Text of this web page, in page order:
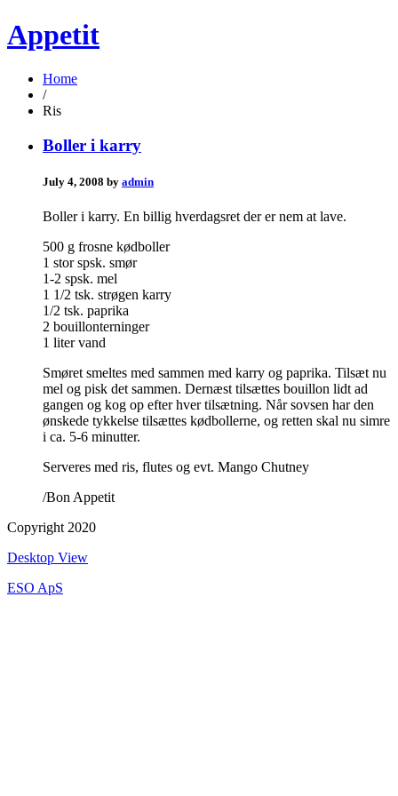
Appetit
Home
/
Ris
Boller i karry
July 4, 2008 by admin
Boller i karry. En billig hverdagsret der er nem at lave.
500 g frosne kødboller
1 stor spsk. smør
1-2 spsk. mel
1 1/2 tsk. strøgen karry
1/2 tsk. paprika
2 bouillonterninger
1 liter vand
Smøret smeltes med sammen med karry og paprika. Tilsæt nu
mel og pisk det sammen. Dernæst tilsættes bouillon lidt ad
gangen og kog op efter hver tilsætning. Når sovsen har den
ønskede tykkelse tilsættes kødbollerne, og retten skal nu simre
i ca. 5-6 minutter.
Serveres med ris, flutes og evt. Mango Chutney
/Bon Appetit
Copyright 2020
Desktop View
ESO ApS